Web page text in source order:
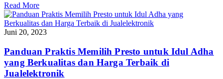
Read More
Juni 20, 2023
Panduan Praktis Memilih Presto untuk Idul Adha
yang Berkualitas dan Harga Terbaik di
Jualelektronik